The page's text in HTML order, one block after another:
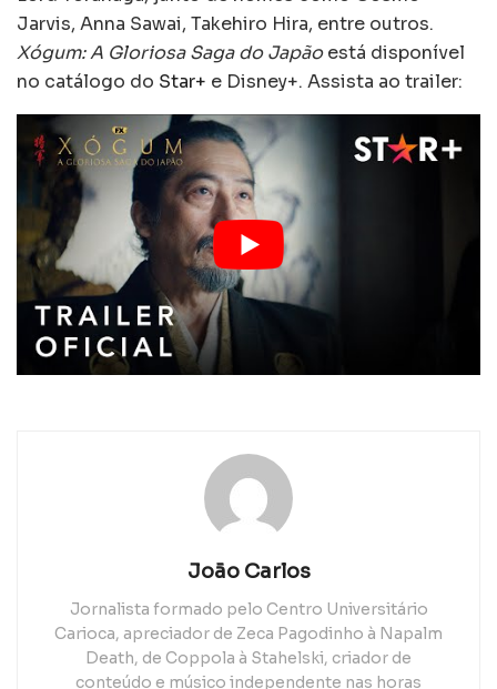
Jarvis, Anna Sawai, Takehiro Hira, entre outros.
Xógum: A Gloriosa Saga do Japãoestá disponível
no catálogo do Star+ e Disney+. Assista ao trailer:
João Carlos
Jornalista formado pelo Centro Universitário
Carioca, apreciador de Zeca Pagodinho à Napalm
Death, de Coppola à Stahelski, criador de
conteúdo e músico independente nas horas